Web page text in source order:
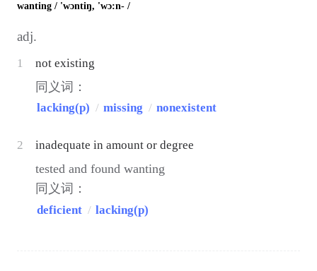
wanting / 'wɔntiŋ, 'wɔ:n- /
adj.
1 not existing
同义词：
lacking(p) / missing / nonexistent
2 inadequate in amount or degree
tested and found wanting
同义词：
deficient / lacking(p)